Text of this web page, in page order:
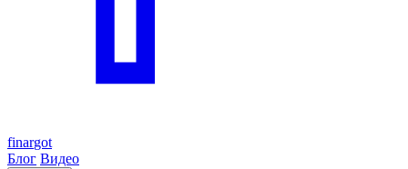
finargot
Блог Видео